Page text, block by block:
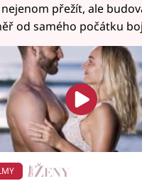
přežít, ale
od samého počátku